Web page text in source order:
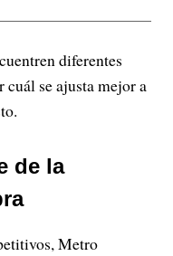
diferentes
se ajusta mejor a
de la
Metro